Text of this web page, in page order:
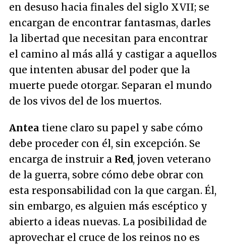
en desuso hacia finales del siglo XVII; se
encargan de encontrar fantasmas, darles
la libertad que necesitan para encontrar
el camino al más allá y castigar a aquellos
que intenten abusar del poder que la
muerte puede otorgar. Separan el mundo
de los vivos del de los muertos.
Antea tiene claro su papel y sabe cómo
debe proceder con él, sin excepción. Se
encarga de instruir a Red, joven veterano
de la guerra, sobre cómo debe obrar con
esta responsabilidad con la que cargan. Él,
sin embargo, es alguien más escéptico y
abierto a ideas nuevas. La posibilidad de
aprovechar el cruce de los reinos no es